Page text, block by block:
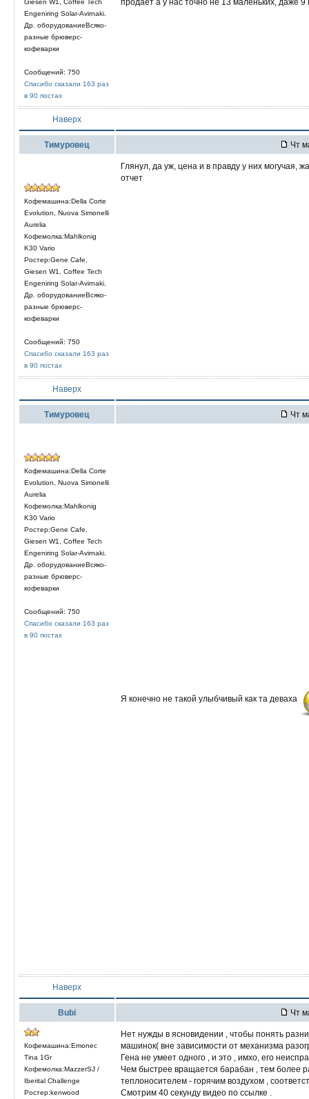
Giesen W1, Coffee Tech
Engeniring Solar-Avirnaki.
Др. оборудованиеВсяко-
разные брюверс-
кофеварки
Сообщений: 750
Спасибо сказали 163 раз
в 90 постах
Наверх
Тимуровец Чт
Кофемашина:Della Corte
Evolution, Nuova Simonelli
Aurelia
Кофемолка:Mahlkonig
K30 Vario
Ростер:Gene Cafe,
Giesen W1, Coffee Tech
Engeniring Solar-Avirnaki.
Др. оборудованиеВсяко-
разные брюверс-
кофеварки
Сообщений: 750
Спасибо сказали 163 раз
в 90 постах
Глянул, да уж, цена и в правду у них могучая,
отчет
Наверх
Тимуровец Чт
Кофемашина:Della Corte
Evolution, Nuova Simonelli
Aurelia
Кофемолка:Mahlkonig
K30 Vario
Ростер:Gene Cafe,
Giesen W1, Coffee Tech
Engeniring Solar-Avirnaki.
Др. оборудованиеВсяко-
разные брюверс-
кофеварки
Сообщений: 750
Спасибо сказали 163 раз
в 90 постах
Я конечно не такой улыбчивый как та деваха
Наверх
Bubi Чт
Кофемашина:Emonec
Tina 1Gr
Кофемолка:MazzerSJ /
Iberital Challenge
Ростер:kenwood
Нет нужды в ясновидении , чтобы понять
машинок( вне зависимости от механизма
Гена не умеет одного , и это , имхо, его
Чем быстрее вращается барабан , тем более
теплоносителем - горячим воздухом ,
Смотрим 40 секунду видео по ссылке .